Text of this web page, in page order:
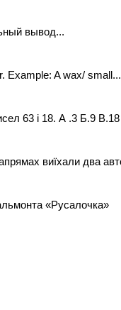
вывод...
Example: A wax/ small...
63 і 18. А .3 Б.9 В.18
виїхали два
Бальмонта